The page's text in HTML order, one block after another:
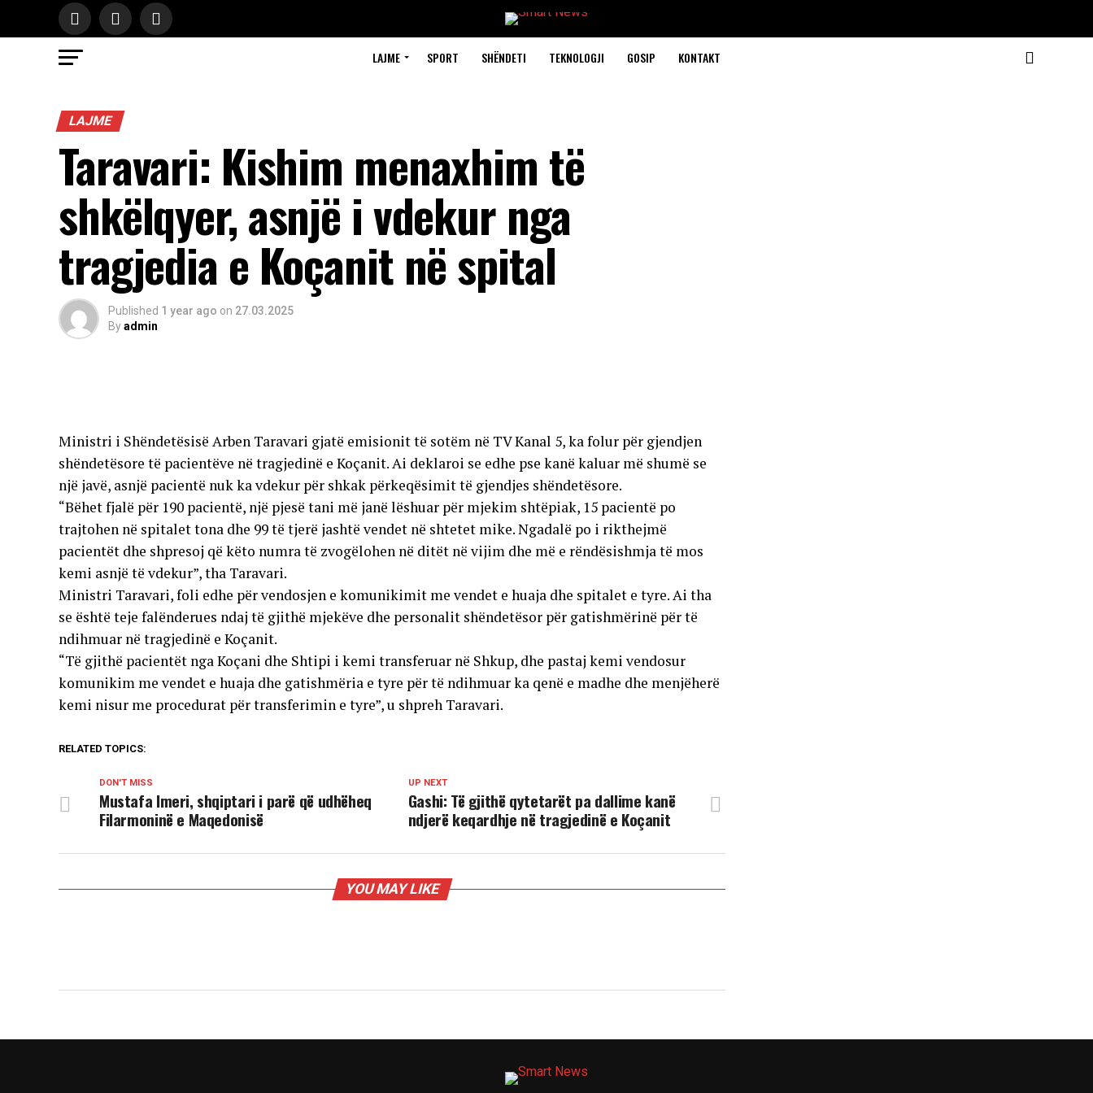
LAJME SPORT SHËNDETI TEKNOLOGJI GOSIP KONTAKT
LAJME
Taravari: Kishim menaxhim të
shkëlqyer, asnjë i vdekur nga
tragjedia e Koçanit në spital
Published 1 year ago on 27.03.2025
Byadmin
Ministri i Shëndetësisë Arben Taravari gjatë emisionit të sotëm në TV Kanal 5, ka folur për gjendjen
shëndetësore të pacientëve në tragjedinë e Koçanit. Ai deklaroi se edhe pse kanë kaluar më shumë se
një javë, asnjë pacientë nuk ka vdekur për shkak përkeqësimit të gjendjes shëndetësore.
“Bëhet fjalë për 190 pacientë, një pjesë tani më janë lëshuar për mjekim shtëpiak, 15 pacientë po
trajtohen në spitalet tona dhe 99 të tjerë jashtë vendet në shtetet mike. Ngadalë po i rikthejmë
pacientët dhe shpresoj që këto numra të zvogëlohen në ditët në vijim dhe më e rëndësishmja të mos
kemi asnjë të vdekur”, tha Taravari.
Ministri Taravari, foli edhe për vendosjen e komunikimit me vendet e huaja dhe spitalet e tyre. Ai tha
se është teje falënderues ndaj të gjithë mjekëve dhe personalit shëndetësor për gatishmërinë për të
ndihmuar në tragjedinë e Koçanit.
“Të gjithë pacientët nga Koçani dhe Shtipi i kemi transferuar në Shkup, dhe pastaj kemi vendosur
komunikim me vendet e huaja dhe gatishmëria e tyre për të ndihmuar ka qenë e madhe dhe menjëherë
kemi nisur me procedurat për transferimin e tyre”, u shpreh Taravari.
RELATED TOPICS:
UP NEXT
Gashi: Të gjithë qytetarët pa dallime kanë
ndjerë keqardhje në tragjedinë e Koçanit
DON'T MISS
Mustafa Imeri, shqiptari i parë që udhëheq
Filarmoninë e Maqedonisë
YOU MAY LIKE